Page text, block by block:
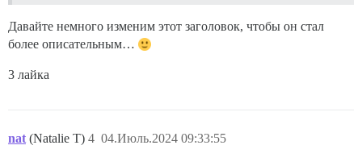
Давайте немного изменим этот заголовок, чтобы он стал
более описательным…
3 лайка
nat (Natalie T) 04.Июль.2024 09:33:55
4